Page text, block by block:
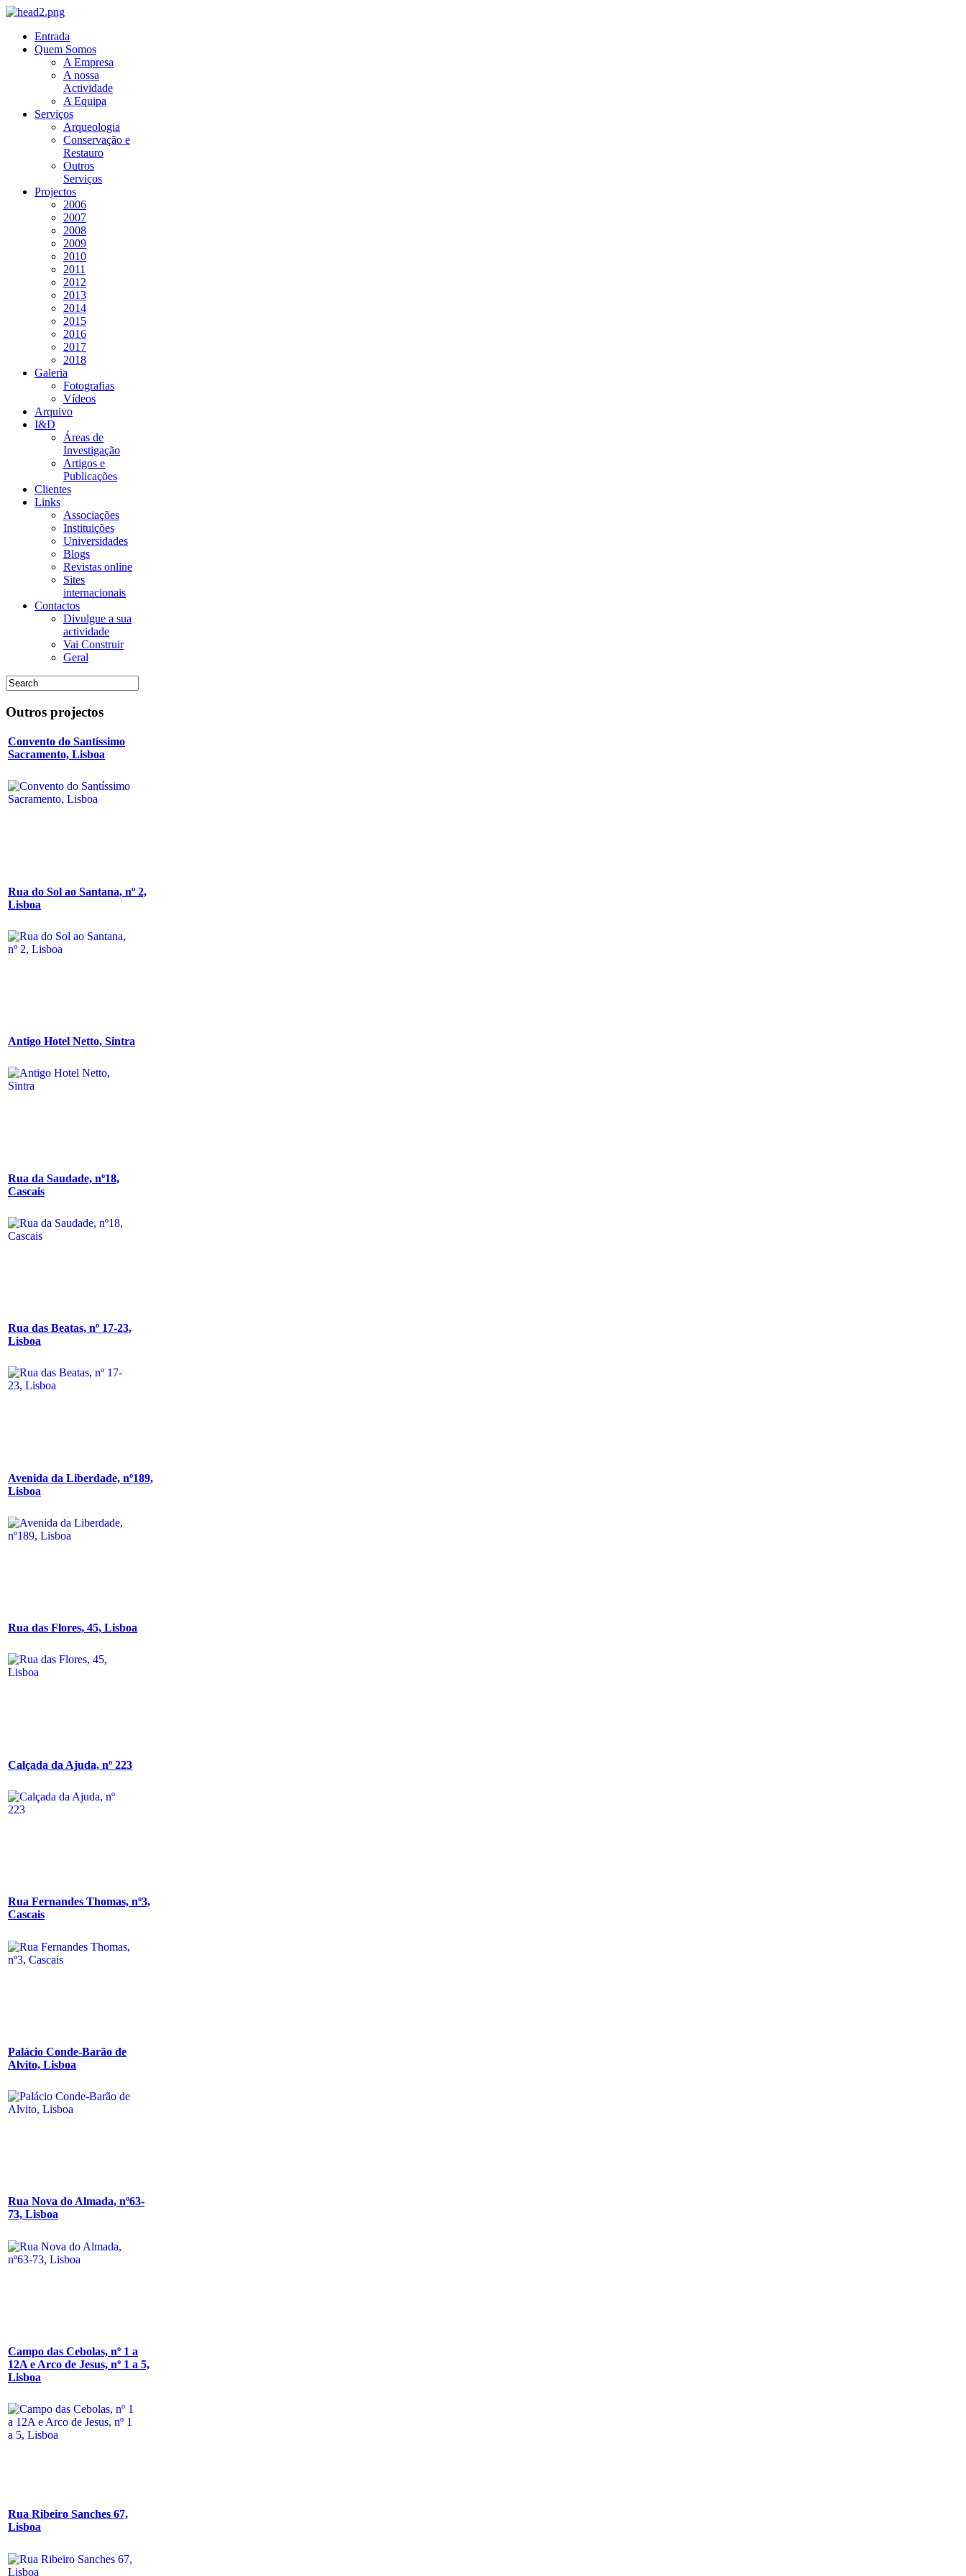
Entrada
Quem Somos
A Empresa
A nossa
Actividade
A Equipa
Serviços
Arqueologia
Conservação e
Restauro
Outros
Serviços
Projectos
2006
2007
2008
2009
2010
2011
2012
2013
2014
2015
2016
2017
2018
Galeria
Fotografias
Vídeos
Arquivo
I&D
Áreas de
Investigação
Artigos e
Publicações
Clientes
Links
Associações
Instituições
Universidades
Blogs
Revistas online
Sites
internacionais
Contactos
Divulgue a sua
actividade
Vai Construir
Geral
Outros projectos
Convento do Santíssimo
Sacramento, Lisboa
Rua do Sol ao Santana, nº 2,
Lisboa
Antigo Hotel Netto, Sintra
Rua da Saudade, nº18,
Cascais
Rua das Beatas, nº 17-23,
Lisboa
Avenida da Liberdade, nº189,
Lisboa
Rua das Flores, 45, Lisboa
Calçada da Ajuda, nº 223
Rua Fernandes Thomas, nº3,
Cascais
Palácio Conde-Barão de
Alvito, Lisboa
Rua Nova do Almada, nº63-
73, Lisboa
Campo das Cebolas, nº 1 a
12A e Arco de Jesus, nº 1 a 5,
Lisboa
Rua Ribeiro Sanches 67,
Lisboa